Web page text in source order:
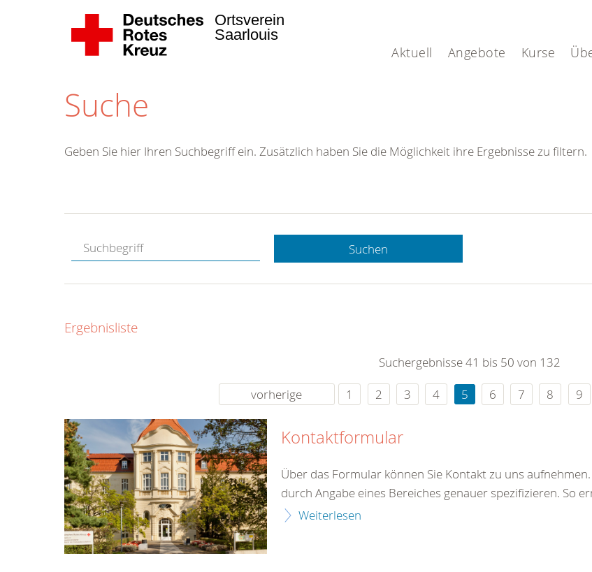
Aktuell Angebote Kurse
Ortsverein
Saarlouis
Suche
Hotline.
gerne.
rund um die Uhr
Geben Sie hier Ihren Suchbegriff ein. Zusätzlich haben Sie die Möglichkeit ihre Ergebnisse zu filtern.
Suchen
Ergebnisliste
Suchergebnisse 41 bis 50 von 132
vorherige
1 2 3 4 5 6 7 8 9
Kontaktformular
Über das Formular können Sie Kontakt zu uns
durch Angabe eines Bereiches genauer spezifizieren. So
Weiterlesen